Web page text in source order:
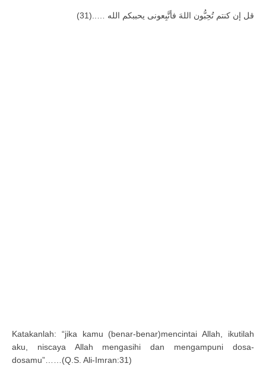
قل إن كنتم تُحِبُّون اللهَ فأتَّبِعونى يحببكم الله …..(31)
Katakanlah: “jika kamu (benar-benar)mencintai Allah, ikutilah
aku, niscaya Allah mengasihi dan mengampuni dosa-
dosamu”……(Q.S. Ali-Imran:31)